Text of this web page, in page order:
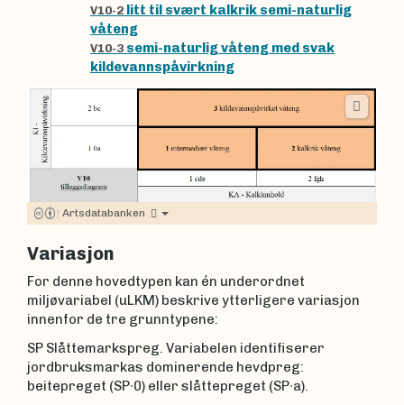
V10-2 litt til svært kalkrik semi-naturlig
våteng
V10-3 semi-naturlig våteng med svak
kildevannspåvirkning
| Artsdatabanken
Variasjon
For denne hovedtypen kan én underordnet
miljøvariabel (uLKM) beskrive ytterligere variasjon
innenfor de tre grunntypene:
SP Slåttemarkspreg. Variabelen identifiserer
jordbruksmarkas dominerende hevdpreg:
beitepreget (SP∙0) eller slåttepreget (SP∙a).